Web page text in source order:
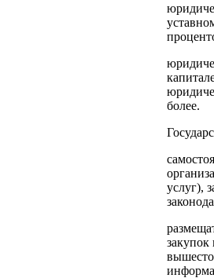
более.
услуг),
закупок